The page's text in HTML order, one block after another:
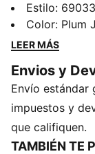
estampado
contigo. Con
para un ajuste
Perfectos para
estos pants de
todo el día.
Estilo:
Color: Plum
LEER MÁS
Envios y
Envío estándar
impuestos y
que califiquen.
TAMBIÉN TE